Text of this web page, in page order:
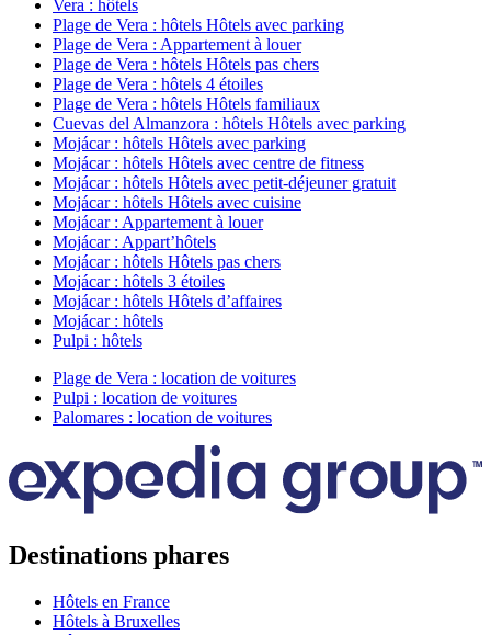
Vera : hôtels
Plage de Vera : hôtels Hôtels avec parking
Plage de Vera : Appartement à louer
Plage de Vera : hôtels Hôtels pas chers
Plage de Vera : hôtels 4 étoiles
Plage de Vera : hôtels Hôtels familiaux
Cuevas del Almanzora : hôtels Hôtels avec parking
Mojácar : hôtels Hôtels avec parking
Mojácar : hôtels Hôtels avec centre de fitness
Mojácar : hôtels Hôtels avec petit-déjeuner gratuit
Mojácar : hôtels Hôtels avec cuisine
Mojácar : Appartement à louer
Mojácar : Appart’hôtels
Mojácar : hôtels Hôtels pas chers
Mojácar : hôtels 3 étoiles
Mojácar : hôtels Hôtels d’affaires
Mojácar : hôtels
Pulpi : hôtels
Plage de Vera : location de voitures
Pulpi : location de voitures
Palomares : location de voitures
Destinations phares
Hôtels en France
Hôtels à Bruxelles